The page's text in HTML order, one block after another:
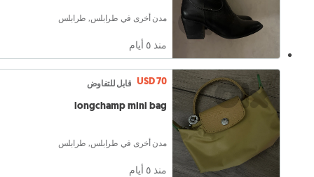
مدن أخرى في طرابلس, طرابلس
منذ ٥ أيام
USD 70 قابل للتفاوض
longchamp mini bag
مدن أخرى في طرابلس, طرابلس
منذ ٥ أيام